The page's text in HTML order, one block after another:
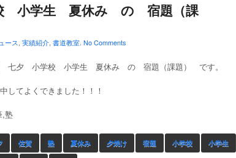
小学生 夏休み の 宿題（課
ース, 実績紹介, 書道教室. No Comments
七夕 小学校 小学生 夏休み の 宿題（課題） です。
してよくできました！！！
,塾
佐賀 塾 夏休み 夕焼け 宿題 小学校 小学生